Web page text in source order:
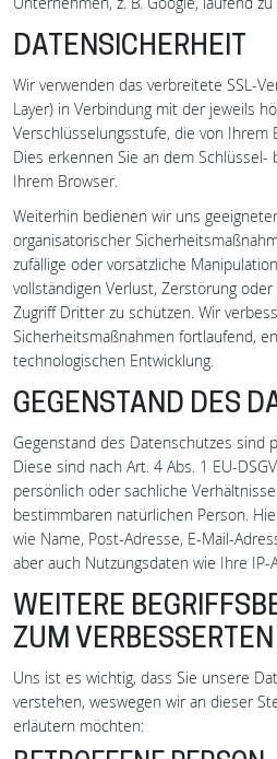
Unternehmen, z. B. Google, laufend
DATENSICHERHEIT
Wir verwenden das verbreitete SSL-
Layer) in Verbindung mit der jeweils
Verschlüsselungsstufe, die von
Dies erkennen Sie an dem Schlüssel-
Ihrem Browser.
Weiterhin bedienen wir uns
organisatorischer
zufällige oder vorsätzliche
vollständigen Verlust, Zerstörung
Zugriff Dritter zu schützen. Wir
Sicherheitsmaßnahmen fortlaufend,
technologischen Entwicklung.
GEGENSTAND DES
Gegenstand des Datenschutzes sind
Diese sind nach Art. 4 Abs. 1 EU-
persönlich oder sachliche
bestimmbaren natürlichen Person.
wie Name, Post-Adresse, E-Mail-
aber auch Nutzungsdaten wie Ihre IP-
WEITERE
ZUM
Uns ist es wichtig, dass Sie unsere
verstehen, weswegen wir an dieser
erläutern möchten: